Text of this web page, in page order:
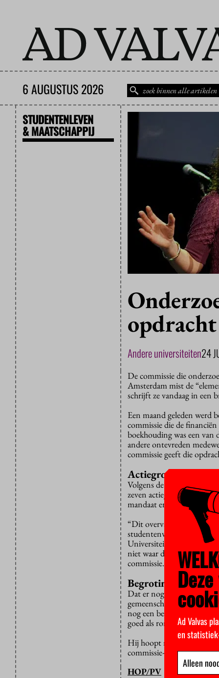
6 AUGUSTUS 2026
STUDENTENLEVEN
& MAATSCHAPPIJ
Andere universiteiten24
De commissie die
Amsterdam mist de
schrijft ze vandaag in een
Een maand geleden werd
commissie die de
boekhouding was een van
andere ontevreden
commissie geeft die
Actiegroepen te
Volgens de brief, die door
zeven actiegroepen uit de
mandaat en de begroting
“Dit overvalt ons een
studentenvakbond zit
Universiteit, Humanities
niet waar dit vandaan
commissie.”
Begroting
Dat er nog geen
gemeenschap werd pas
nog een beslissing nemen
goed als rond. “Het ging
Hij hoopt nog dat de
commissie-Halsema toch
HOP/PV
Ad Valvas
en
Alleen